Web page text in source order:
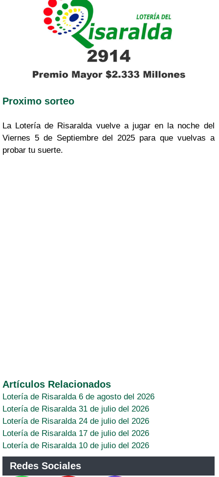
Proximo sorteo
La Lotería de Risaralda vuelve a jugar en la noche del
Viernes 5 de Septiembre del 2025 para que vuelvas a
probar tu suerte.
Artículos Relacionados
Lotería de Risaralda 6 de agosto del 2026
Lotería de Risaralda 31 de julio del 2026
Lotería de Risaralda 24 de julio del 2026
Lotería de Risaralda 17 de julio del 2026
Lotería de Risaralda 10 de julio del 2026
Redes Sociales